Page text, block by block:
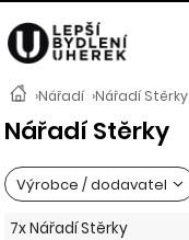
›Nářadí ›Nářadí Stěrky
Nářadí Stěrky
Výrobce / dodavatel
7x Nářadí Stěrky